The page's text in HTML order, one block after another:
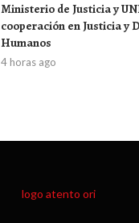
Ministerio de Justicia y
cooperación en Justicia y
Humanos
4 horas ago